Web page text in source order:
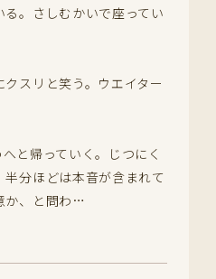
。さしむかいで座ってい
スリと笑う。ウエイター
と帰っていく。じつにく
分ほどは本音が含まれて
か、と問わ…